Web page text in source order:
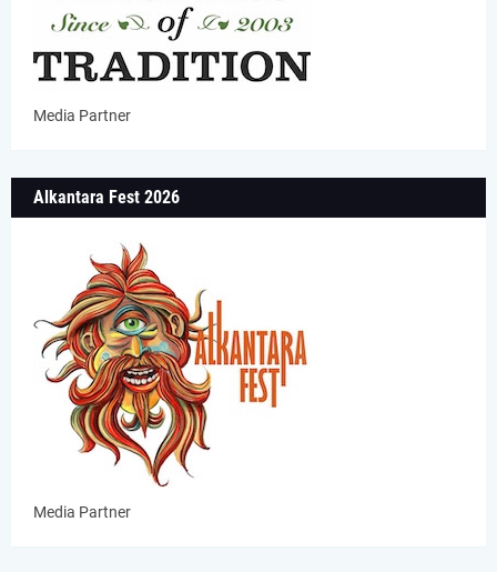
Media Partner
Alkantara Fest 2026
Media Partner